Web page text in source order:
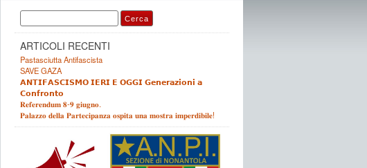
Ricerca
per:
ARTICOLI RECENTI
Pastasciutta Antifascista
SAVE GAZA
𝗔𝗡𝗧𝗜𝗙𝗔𝗦𝗖𝗜𝗦𝗠𝗢 𝗜𝗘𝗥𝗜 𝗘 𝗢𝗚𝗚𝗜 𝗚𝗲𝗻𝗲𝗿𝗮𝘇𝗶𝗼𝗻𝗶 𝗮
𝗖𝗼𝗻𝗳𝗿𝗼𝗻𝘁𝗼
𝐑𝐞𝐟𝐞𝐫𝐞𝐧𝐝𝐮𝐦 𝟖-𝟗 𝐠𝐢𝐮𝐠𝐧𝐨.
𝐏𝐚𝐥𝐚𝐳𝐳𝐨 𝐝𝐞𝐥𝐥𝐚 𝐏𝐚𝐫𝐭𝐞𝐜𝐢𝐩𝐚𝐧𝐳𝐚 𝐨𝐬𝐩𝐢𝐭𝐚 𝐮𝐧𝐚 𝐦𝐨𝐬𝐭𝐫𝐚 𝐢𝐦𝐩𝐞𝐫𝐝𝐢𝐛𝐢𝐥𝐞!